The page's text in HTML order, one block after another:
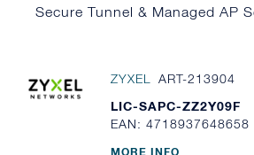
Secure Tunnel & Managed AP
ZYXEL
ART-213904
LIC-SAPC-ZZ2Y09F
EAN: 4718937648658
MORE INFO